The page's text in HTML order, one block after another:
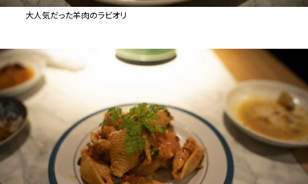
大人気だった羊肉のラビオリ